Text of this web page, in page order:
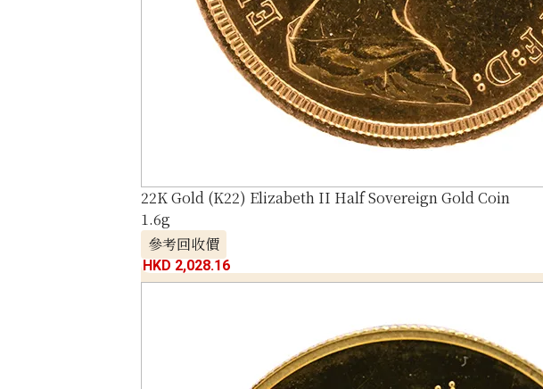
22K Gold (K22) Elizabeth II Half Sovereign Gold Coin
1.6g
參考回收價
HKD 2,028.16